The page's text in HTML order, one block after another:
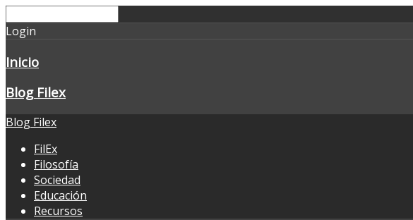
Login
Inicio
Blog Filex
Blog Filex
FilEx
Filosofía
Sociedad
Educación
Recursos